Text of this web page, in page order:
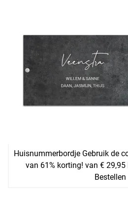
Huisnummerbordje Gebruik de
van 61% korting! van €
Bestellen